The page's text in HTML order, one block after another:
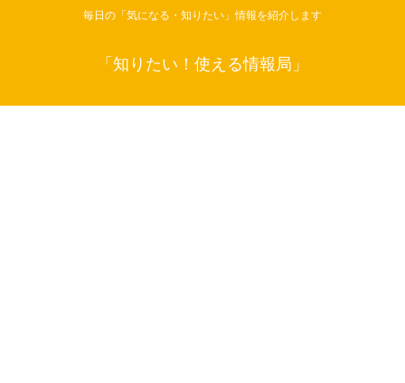
毎日の「気になる・知りたい」情報を紹介します
「知りたい！使える情報局」